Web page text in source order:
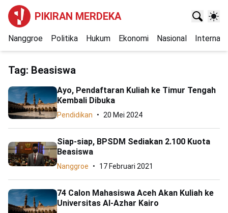
PIKIRAN MERDEKA
Nanggroe Politika Hukum Ekonomi Nasional
Tag: Beasiswa
Ayo, Pendaftaran Kuliah ke Timur Tengah
Kembali Dibuka
Pendidikan 20 Mei 2024
Siap-siap, BPSDM Sediakan 2.100 Kuota
Beasiswa
Nanggroe 17 Februari 2021
74 Calon Mahasiswa Aceh Akan Kuliah ke
Universitas Al-Azhar Kairo